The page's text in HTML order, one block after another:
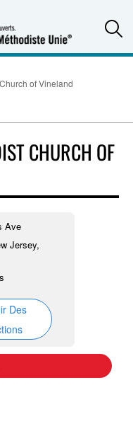
of Vineland
CHURCH OF
Ave
Jersey,
Des